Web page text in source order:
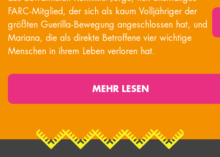
FARC-Mitglied, der sich als kaum Volljähriger der
größten Guerilla-Bewegung angeschlossen hat, und
Mariana, die als direkte Betroffene vier wichtige
Menschen in ihrem Leben verloren hat.
MEHR LESEN